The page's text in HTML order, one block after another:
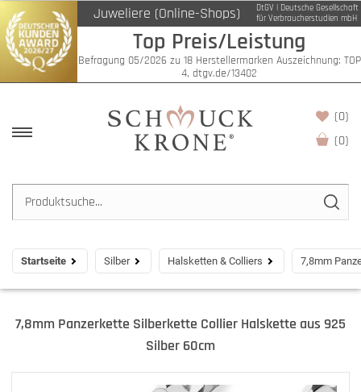
Juweliere (Online-Shops)
DtGV | Deutsche Gesellschaft
für Verbraucherstudien mbH
Top Preis/Leistung
Befragung 05/2026 zu 18 Herstellermarken Auszeichnung: TOP
4, dtgv.de/13402
(0)
(0)
Startseite Silber Halsketten & Colliers 7,8mm
7,8mm Panzerkette Silberkette Collier Halskette aus 925
Silber 60cm